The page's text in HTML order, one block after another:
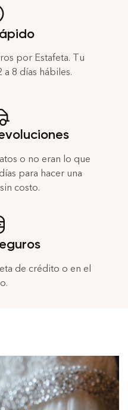
por Estafeta. Tu
8 días hábiles.
o no eran lo que
para hacer una
costo.
de crédito o en el